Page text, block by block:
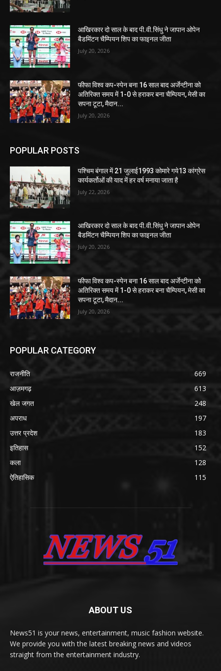
आखिरकार दो साल के बाद पी.वी.सिंधु ने जापान ओपेन
बैडमिंटन चैम्पियन शिप का फाइनल जीता
July 20, 2026
फीफा विश्व कप-स्पेन बना 16 साल बाद अर्जेन्टीना को
अतिरिक्त समय में 1-0 से हराकर बना चैम्पियन, मेसी का
सपना टूटा, मैदान...
July 20, 2026
POPULAR POSTS
पश्चिम बंगाल में 21 जुलाई1993 कोमारे गये13 कांग्रेस
कार्यकर्तोओं की याद में हर वर्ष मनाया जाता है
July 22, 2026
आखिरकार दो साल के बाद पी.वी.सिंधु ने जापान ओपेन
बैडमिंटन चैम्पियन शिप का फाइनल जीता
July 20, 2026
फीफा विश्व कप-स्पेन बना 16 साल बाद अर्जेन्टीना को
अतिरिक्त समय में 1-0 से हराकर बना चैम्पियन, मेसी का
सपना टूटा, मैदान...
July 20, 2026
POPULAR CATEGORY
राजनीति
669
आज़मगढ़
613
खेल जगत
248
अपराध
197
उत्तर प्रदेश
183
इतिहास
152
कला
128
ऐतिहासिक
115
ABOUT US
News51 is your news, entertainment, music fashion website.
We provide you with the latest breaking news and videos
straight from the entertainment industry.